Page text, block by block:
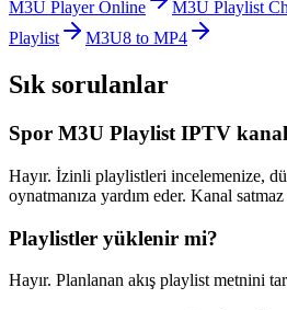
M3U Player Online M3U Playlist
Playlist
M3U8 to MP4
Sık sorulanlar
Spor M3U Playlist IPTV
Hayır. İzinli playlistleri incelemenize,
oynatmanıza yardım eder. Kanal
Playlistler yüklenir mi?
Hayır. Planlanan akış playlist metnini